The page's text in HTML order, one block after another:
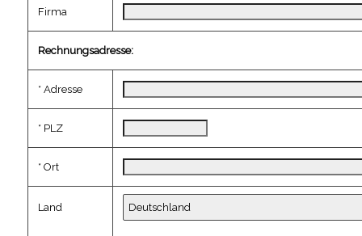
Firma
Rechnungsadresse:
* Adresse
* PLZ
* Ort
Land